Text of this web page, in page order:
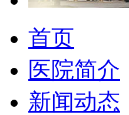
首页
医院简介
新闻动态